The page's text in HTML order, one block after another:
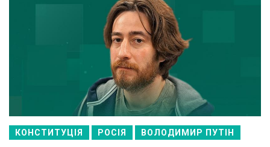
КОНСТИТУЦІЯ РОСІЯ ВОЛОДИМИР ПУТІН